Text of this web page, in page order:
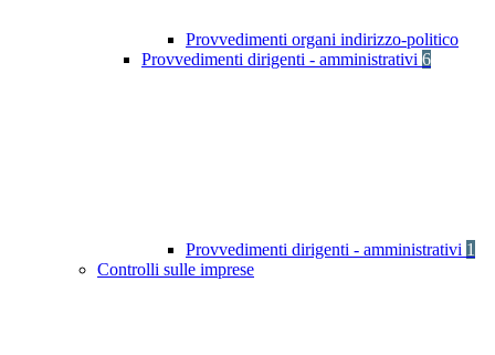
Provvedimenti organi indirizzo-politico
Provvedimenti dirigenti - amministrativi 6
Provvedimenti dirigenti - amministrativi 1
Controlli sulle imprese